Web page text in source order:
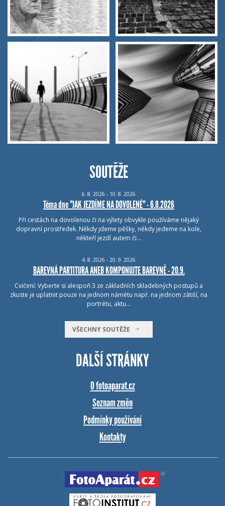
SOUTĚŽE
6. 8. 2026 - 10. 8. 2026
Téma dne "JAK JEZDÍME NA DOVOLENÉ" - 6.8.2026
Při cestách na dovolenou či na výlety obvykle používáme nějaký
dopravní prostředek. Někdy jdeme pěšky, někdy jedeme na kole,
někteří jezdí autem či…
4. 8. 2026 - 20. 9. 2026
BAREVNÁ PARTITURA ANEB KOMPONUJTE BAREVNĚ - 20.9.
Cvičení: Vyberte si alespoň 3 ze základních skladebných postupů a
zkuste je uplatnit pouze na jednom námětu např. na jednom zátiší, na
portrétu, aktu…
VŠECHNY SOUTĚŽE
DALŠÍ STRÁNKY
O fotoaparat.cz
Seznam změn
Podmínky používání
Kontakty